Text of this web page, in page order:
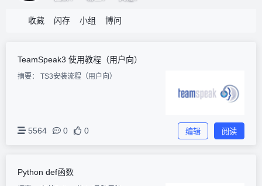
收藏 闪存 小组 博问
TeamSpeak3 使用教程（用户向）
摘要： TS3安装流程（用户向）
5564 0 0 编辑 阅读
Python def函数